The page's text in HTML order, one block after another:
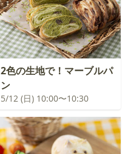
2色の生地で！マーブルパ
ン
5/12 (日) 10:00〜10:30